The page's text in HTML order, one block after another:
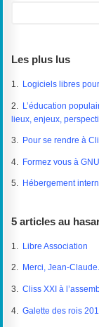
Les plus lus
1. Logiciels libres
2.
L’éducation
lieux, enjeux,
3. Pour se rendre à
4. Formez vous à
5. Hébergement
5 articles au
1. Libre Association
2. Merci, Jean-
3.Cliss XXI à
4.Galette des rois